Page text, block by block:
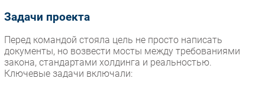
Задачи проекта
Перед командой стояла цель не просто написать
документы, но возвести мосты между требованиями
закона, стандартами холдинга и реальностью.
Ключевые задачи включали: